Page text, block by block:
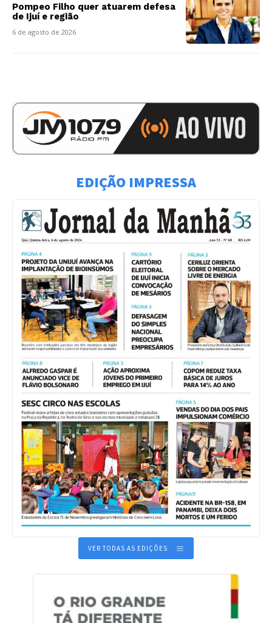
Pompeo Filho quer atuarem defesa
de Ijuí e região
6 de agosto de 2026
EDIÇÃO IMPRESSA
VER TODAS AS EDIÇÕES